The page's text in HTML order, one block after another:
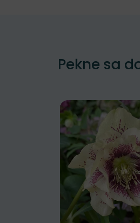
Pekne sa